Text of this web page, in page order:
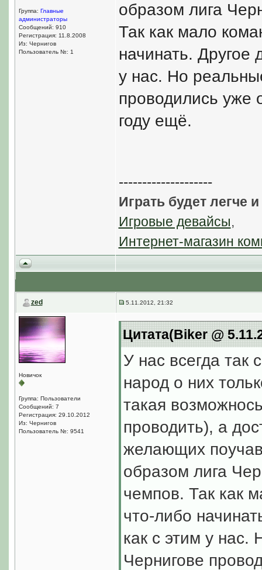
Группа: Главные
администраторы
Сообщений: 910
Регистрация: 11.8.2008
Из: Чернигов
Пользователь №: 1
образом лига
Так как мало
начинать. Другое
у нас. Но
проводились уже
году ещё.
--------------------
Играть будет легче
Игровые девайсы,
Интернет-магазин
zed 5.11.2012, 21:32
Новичок
Группа: Пользователи
Сообщений: 7
Регистрация: 29.10.2012
Из: Чернигов
Пользователь №: 9541
Цитата(Biker @
У нас всегда так
народ о них
такая
проводить), а
желающих
образом лига
чемпов. Так как
что-либо
как с этим у
Чернигове